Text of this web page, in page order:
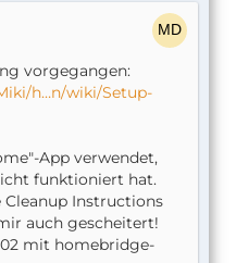
vorgegangen:
h…n/wiki/Setup-
App verwendet,
funktioniert hat.
Instructions
auch gescheitert!
mit homebridge-